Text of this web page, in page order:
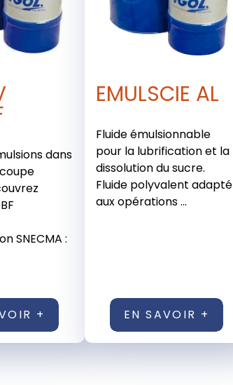
dans
SNECMA :
+
EMULSCIE AL
Fluide émulsionnable
pour la lubrification et la
dissolution du sucre.
Fluide polyvalent adapté
aux opérations ...
EN SAVOIR +